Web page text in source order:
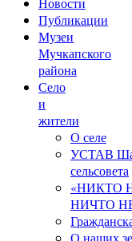
Публикации
Музеи
Мучкапского
района
Село
и
жители
О селе
УСТАВ
сельсовета
«НИКТО
НИЧТО
О наших